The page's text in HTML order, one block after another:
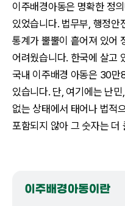
이주배경아동은 명확한 정
있었습니다. 법무부, 행정안
통계가 뿔뿔이 흩어져 있어
어려웠습니다. 한국에 살고
국내 이주배경 아동은 30
있습니다. 단, 여기에는 난
없는 상태에서 태어나 법적
포함되지 않아 그 숫자는 더